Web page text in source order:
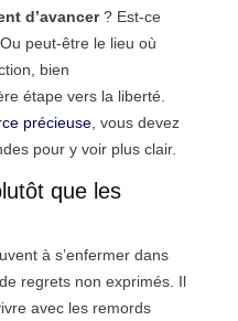
d’avancer? Est-ce
peut-être le lieu où
bien
étape vers la liberté.
précieuse, vous devez
pour y voir plus clair.
que les
à s’enfermer dans
regrets non exprimés. Il
avec les remords